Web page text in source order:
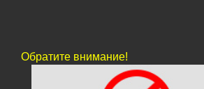
Обратите внимание!